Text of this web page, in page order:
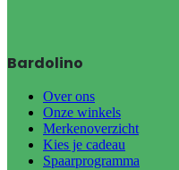
Bardolino
Over ons
Onze winkels
Merkenoverzicht
Kies je cadeau
Spaarprogramma